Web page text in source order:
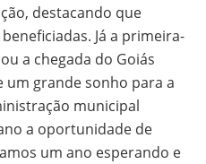
destacando que
Já a primeira-
a chegada do Goiás
um grande sonho para a
municipal
a oportunidade de
um ano esperando e